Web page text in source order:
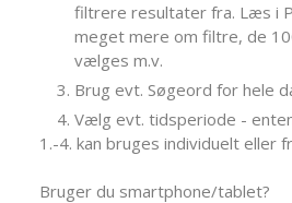
filtrere resultater fra. Læs i
meget mere om filtre, de
vælges m.v.
Brug evt. Søgeord for hele
Vælg evt. tidsperiode -
1.-4. kan bruges individuelt eller
Bruger du smartphone/tablet?